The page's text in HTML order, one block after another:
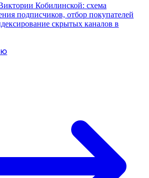
Кобилинской: схема
подписчиков, отбор покупателей
скрытых каналов в